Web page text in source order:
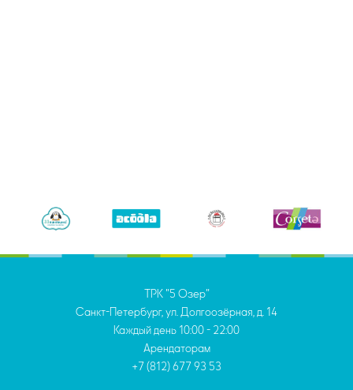
Каждый день 10:00 - 22:00
Арендаторам
+7 (812) 677 93 53
ТРК "5 Озер"
Санкт-Петербург, ул. Долгоозёрная, д. 14